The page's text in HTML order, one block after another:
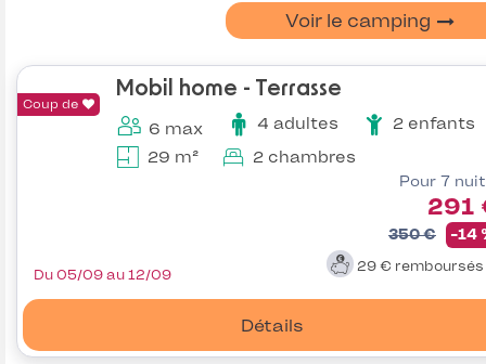
Voir le camping
Coup de
Mobil home - Terrasse
6 max 4 adultes
2 enfants
29 m²
2 chambres
Pour 7
291
350 € -14
29 € remboursés
Détails
Du 05/09 au 12/09